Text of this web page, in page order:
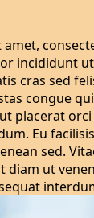
incididunt
cras sed
congue
placerat
Eu
sed.
diam ut